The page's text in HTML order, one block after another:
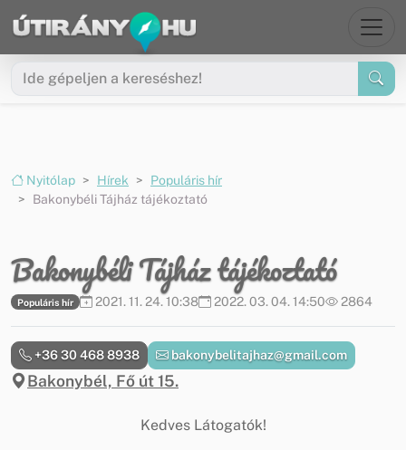
Ugrás a menüre
Ugrás a tartalomra
Nyitólap Hírek
Populáris hír
Bakonybéli Tájház tájékoztató
Bakonybéli Tájház tájékoztató
Populáris hír 2021. 11. 24. 10:38 2022. 03. 04. 14:50 2864
Bakonybél, Fő út 15.
+36 30 468 8938 bakonybelitajhaz@gmail.com
Kedves Látogatók!